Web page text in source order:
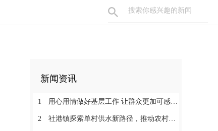
新闻资讯
1 用心用情做好基层工作 让群众更加可感可及
2 社港镇探索单村供水新路径，推动农村安全饮水提质升级